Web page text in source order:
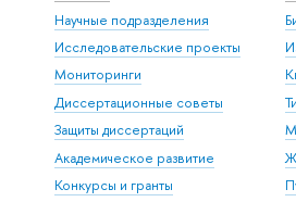
Научные подразделения
Исследовательские проекты
Мониторинги
Диссертационные советы
Защиты диссертаций
Академическое развитие
Конкурсы и гранты